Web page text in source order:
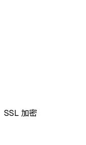
SSL 加密